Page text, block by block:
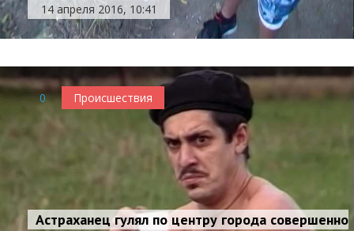
14 апреля 2016, 10:41
0 Происшествия
Астраханец гулял по центру города совершенно